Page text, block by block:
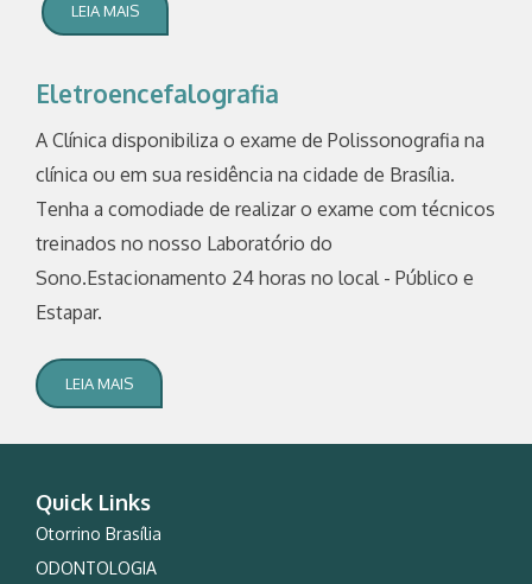
LEIA MAIS
Eletroencefalografia
A Clínica disponibiliza o exame de Polissonografia na
clínica ou em sua residência na cidade de Brasília.
Tenha a comodiade de realizar o exame com técnicos
treinados no nosso Laboratório do
Sono.Estacionamento 24 horas no local - Público e
Estapar.
LEIA MAIS
Quick Links
Otorrino Brasília
ODONTOLOGIA